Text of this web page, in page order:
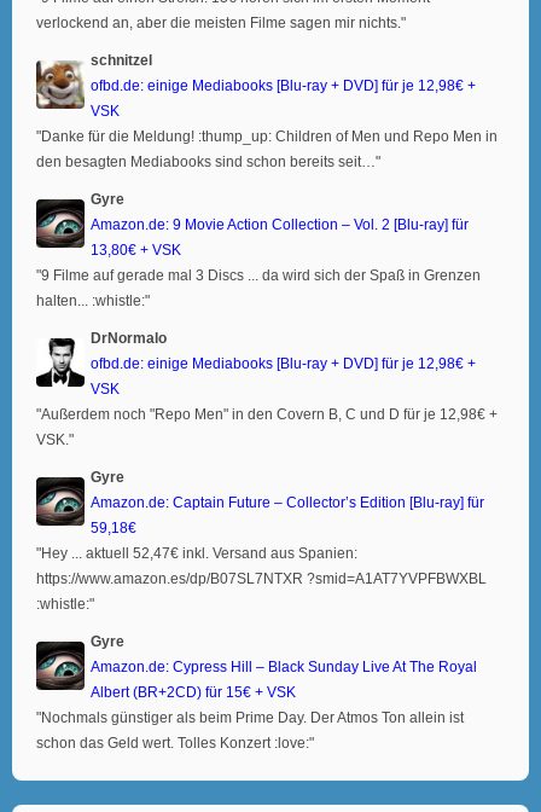
verlockend an, aber die meisten Filme sagen mir nichts."
schnitzel
ofbd.de: einige Mediabooks [Blu-ray + DVD] für je 12,98€ +
VSK
"Danke für die Meldung! :thump_up: Children of Men und Repo Men in
den besagten Mediabooks sind schon bereits seit…"
Gyre
Amazon.de: 9 Movie Action Collection – Vol. 2 [Blu-ray] für
13,80€ + VSK
"9 Filme auf gerade mal 3 Discs ... da wird sich der Spaß in Grenzen
halten... :whistle:"
DrNormalo
ofbd.de: einige Mediabooks [Blu-ray + DVD] für je 12,98€ +
VSK
"Außerdem noch "Repo Men" in den Covern B, C und D für je 12,98€ +
VSK."
Gyre
Amazon.de: Captain Future – Collector’s Edition [Blu-ray] für
59,18€
"Hey ... aktuell 52,47€ inkl. Versand aus Spanien:
https://www.amazon.es/dp/B07SL7NTXR ?smid=A1AT7YVPFBWXBL
:whistle:"
Gyre
Amazon.de: Cypress Hill – Black Sunday Live At The Royal
Albert (BR+2CD) für 15€ + VSK
"Nochmals günstiger als beim Prime Day. Der Atmos Ton allein ist
schon das Geld wert. Tolles Konzert :love:"